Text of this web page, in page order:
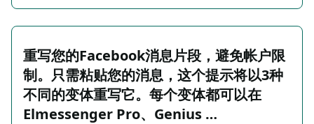
重写您的Facebook消息片段，避免帐户限
制。只需粘贴您的消息，这个提示将以3种
不同的变体重写它。每个变体都可以在
Elmessenger Pro、Genius …